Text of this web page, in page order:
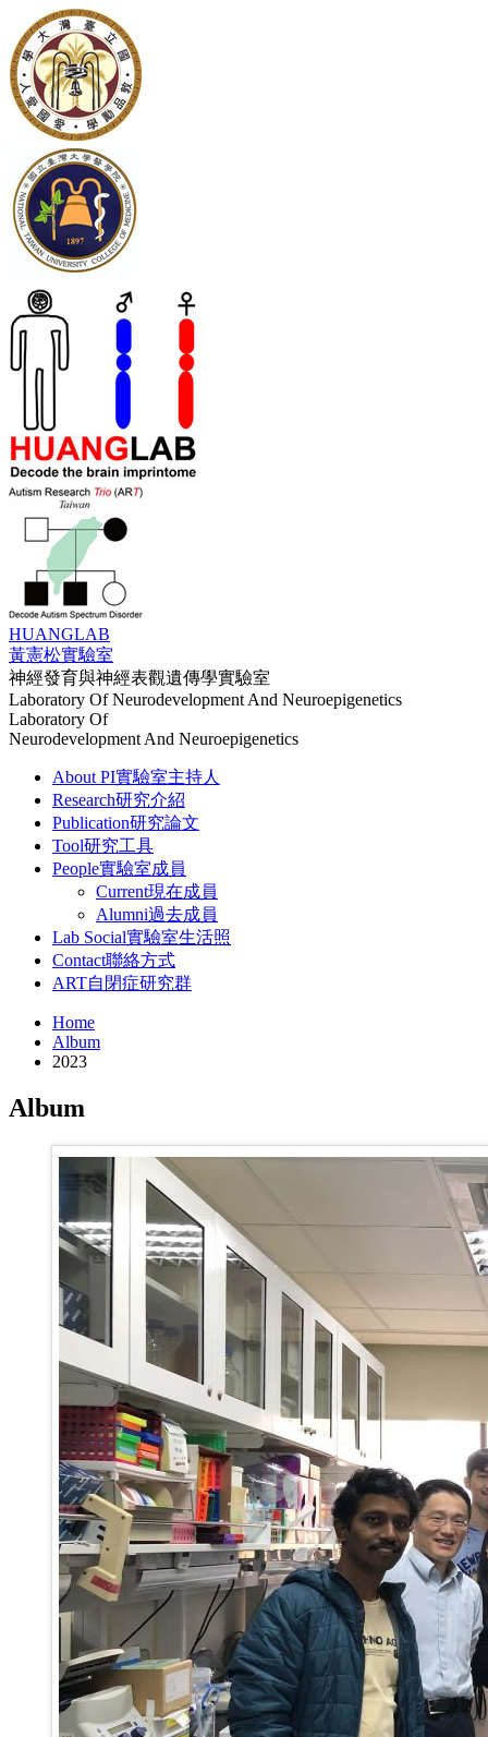
HUANGLAB
黃憲松實驗室
神經發育與神經表觀遺傳學實驗室
Laboratory Of Neurodevelopment And Neuroepigenetics
Laboratory Of
Neurodevelopment And Neuroepigenetics
About PI實驗室主持人
Research研究介紹
Publication研究論文
Tool研究工具
People實驗室成員
Current現在成員
Alumni過去成員
Lab Social實驗室生活照
Contact聯絡方式
ART自閉症研究群
Home
Album
2023
Album